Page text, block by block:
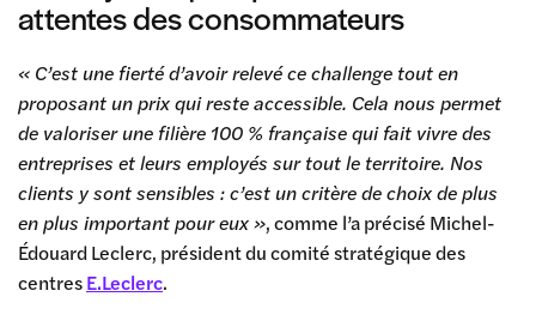
attentes des consommateurs
« C’est une fierté d’avoir relevé ce challenge tout en
proposant un prix qui reste accessible. Cela nous permet
de valoriser une filière 100 % française qui fait vivre des
entreprises et leurs employés sur tout le territoire. Nos
clients y sont sensibles : c’est un critère de choix de plus
en plus important pour eux », comme l’a précisé Michel-
Édouard Leclerc, président du comité stratégique des
centresE.Leclerc.